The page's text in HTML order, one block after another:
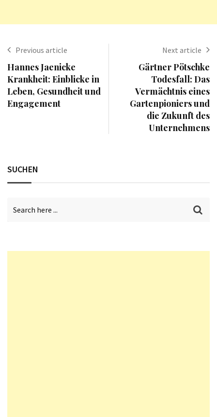
Previous article
Hannes Jaenicke
Krankheit: Einblicke in
Leben, Gesundheit und
Engagement
Next article
Gärtner Pötschke
Todesfall: Das
Vermächtnis eines
Gartenpioniers und
die Zukunft des
Unternehmens
SUCHEN